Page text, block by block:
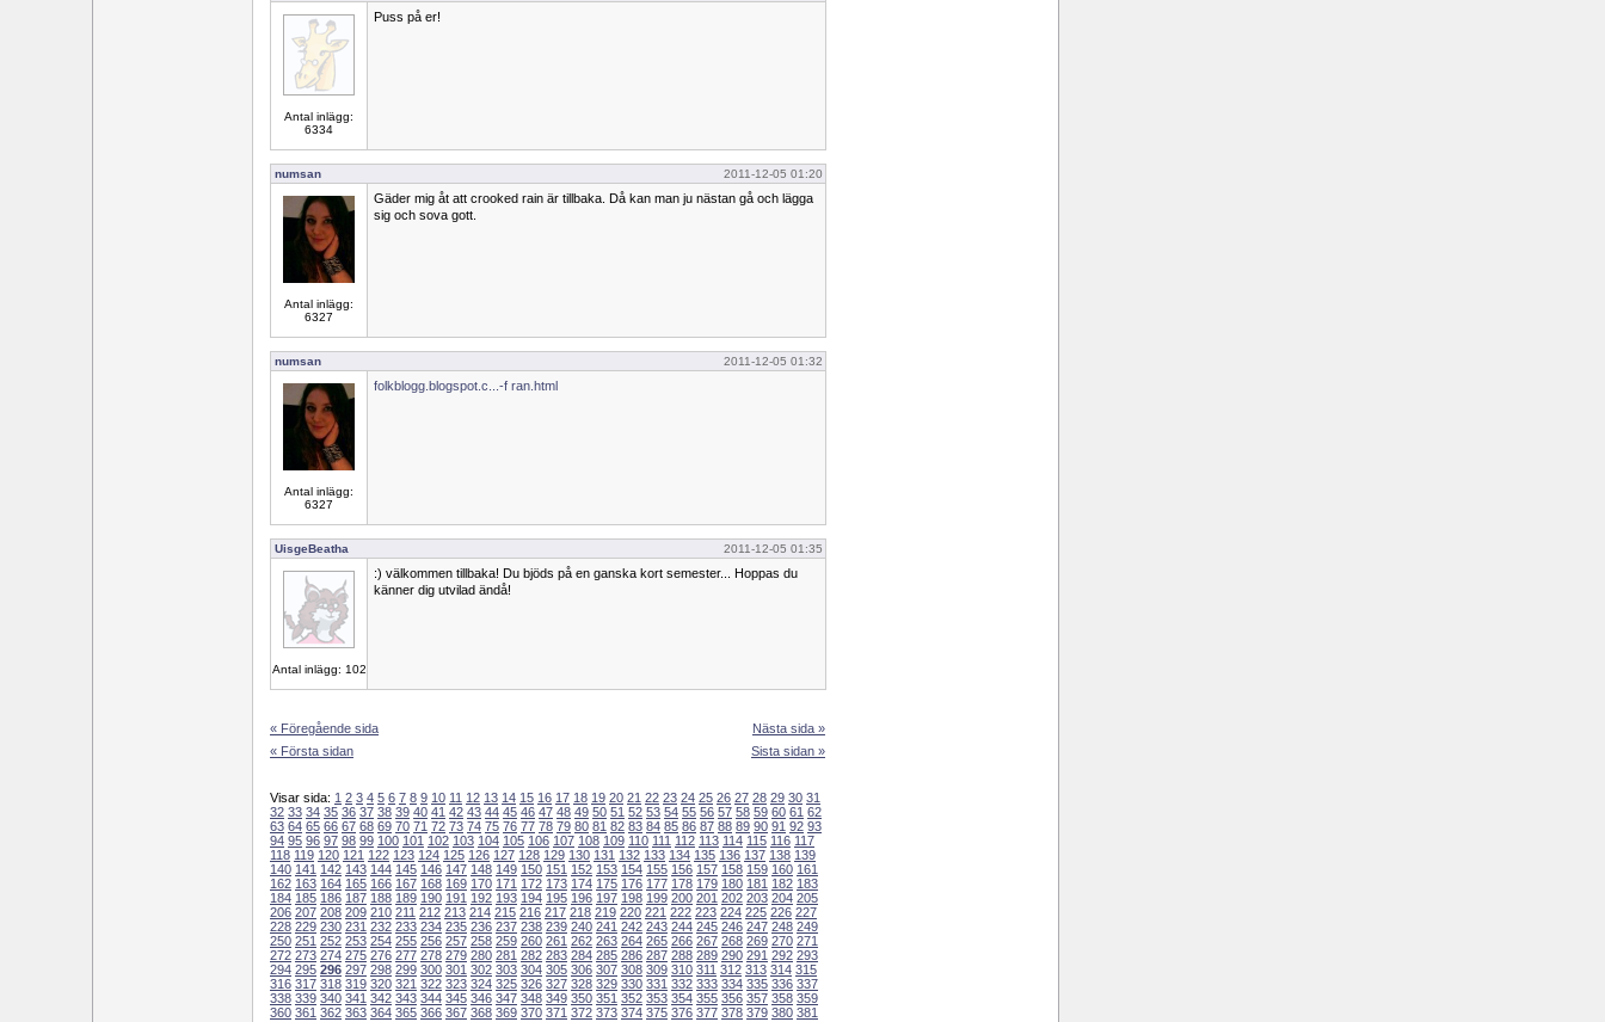
Antal inlägg:
6334
Puss på er!
numsan 2011-12-05 01:20
Antal inlägg:
6327
Gäder mig åt att crooked rain är tillbaka. Då kan man ju nästan gå och lägga
sig och sova gott.
numsan 2011-12-05 01:32
Antal inlägg:
6327
folkblogg.blogspot.c...-f ran.html
UisgeBeatha 2011-12-05 01:35
Antal inlägg: 102
:) välkommen tillbaka! Du bjöds på en ganska kort semester... Hoppas du
känner dig utvilad ändå!
« Föregående sida
« Första sidan
Nästa sida »
Sista sidan »
Visar sida: 1 2 3 4 5 6 7 8 9 10 11 12 13 14 15 16 17 18 19 20 21 22 23 24 25 26 27 28 29 30 31
32 33 34 35 36 37 38 39 40 41 42 43 44 45 46 47 48 49 50 51 52 53 54 55 56 57 58 59 60 61 62
63 64 65 66 67 68 69 70 71 72 73 74 75 76 77 78 79 80 81 82 83 84 85 86 87 88 89 90 91 92 93
94 95 96 97 98 99 100 101 102 103 104 105 106 107 108 109 110 111 112 113 114 115 116 117
118 119 120 121 122 123 124 125 126 127 128 129 130 131 132 133 134 135 136 137 138 139
140 141 142 143 144 145 146 147 148 149 150 151 152 153 154 155 156 157 158 159 160 161
162 163 164 165 166 167 168 169 170 171 172 173 174 175 176 177 178 179 180 181 182 183
184 185 186 187 188 189 190 191 192 193 194 195 196 197 198 199 200 201 202 203 204 205
206 207 208 209 210 211 212 213 214 215 216 217 218 219 220 221 222 223 224 225 226 227
228 229 230 231 232 233 234 235 236 237 238 239 240 241 242 243 244 245 246 247 248 249
250 251 252 253 254 255 256 257 258 259 260 261 262 263 264 265 266 267 268 269 270 271
272 273 274 275 276 277 278 279 280 281 282 283 284 285 286 287 288 289 290 291 292 293
294 295 296 297 298 299 300 301 302 303 304 305 306 307 308 309 310 311 312 313 314 315
316 317 318 319 320 321 322 323 324 325 326 327 328 329 330 331 332 333 334 335 336 337
338 339 340 341 342 343 344 345 346 347 348 349 350 351 352 353 354 355 356 357 358 359
360 361 362 363 364 365 366 367 368 369 370 371 372 373 374 375 376 377 378 379 380 381